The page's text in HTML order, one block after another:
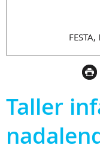
Taller